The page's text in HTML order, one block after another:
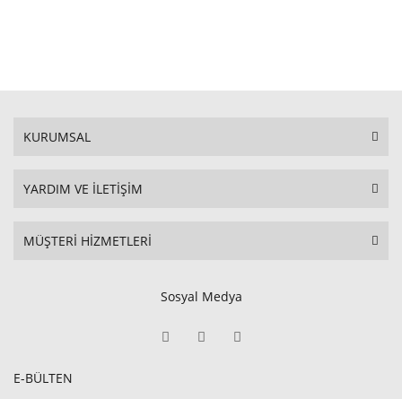
KURUMSAL
YARDIM VE İLETİŞİM
MÜŞTERİ HİZMETLERİ
Sosyal Medya
E-BÜLTEN